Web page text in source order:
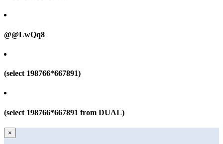
@@LwQq8
(select 198766*667891)
(select 198766*667891 from DUAL)
×